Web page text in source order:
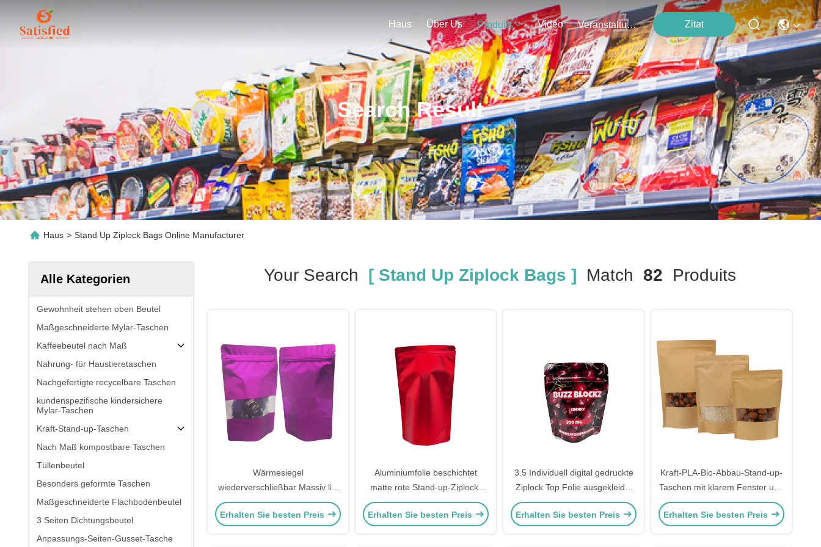
Haus Über Us Produits Video Veranstaltungen Zitat
Search Result
Haus > Stand Up Ziplock Bags Online Manufacturer
Alle Kategorien
Gewohnheit stehen oben Beutel
Maßgeschneiderte Mylar-Taschen
Kaffeebeutel nach Maß
Nahrung- für Haustieretaschen
Nachgefertigte recycelbare Taschen
kundenspezifische kindersichere
Mylar-Taschen
Kraft-Stand-up-Taschen
Nach Maß kompostbare Taschen
Tüllenbeutel
Besonders geformte Taschen
Maßgeschneiderte Flachbodenbeutel
3 Seiten Dichtungsbeutel
Anpassungs-Seiten-Gusset-Tasche
Your Search [ Stand Up Ziplock Bags ] Match 82 Produits
Wärmesiegel
wiederverschließbar Massiv lila
Farbe Metallische Mylar Stand
Up Ziplock Taschen mit klarem
Erhalten Sie besten Preis
Aluminiumfolie beschichtet
matte rote Stand-up-Ziplock-
Taschen für die Lagerung von
Lebensmitteln
Erhalten Sie besten Preis
3.5 Individuell digital gedruckte
Ziplock Top Folie ausgekleidet
Stand Up Mylar Taschen für
Kirschgeschmack Süßigkeiten
Erhalten Sie besten Preis
Kraft-PLA-Bio-Abbau-Stand-up-
Taschen mit klarem Fenster und
Reißverschluss für
Trockenfrüchte Snack-Getreide
Erhalten Sie besten Preis